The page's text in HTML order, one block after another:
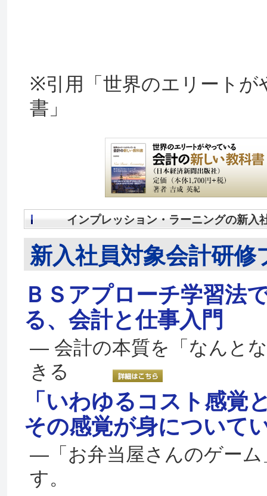
※引用「世界のエリートが
書」
インプレッション・ラーニングの新入
新入社員対象会計研修
ＢＳアプローチ学習法
る、会計と仕事入門
— 会計の本質を「なんと
きる
「いわゆるコスト感覚
その感覚が身について
—「お弁当屋さんのゲーム
す。